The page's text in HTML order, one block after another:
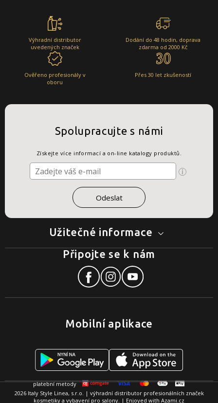
Výhradní distributor
uvedených značek
Dodání do 48 hodin, doprava
zdarma od 2000 Kč
Ověřeno profesionály v
oboru
Přes 30 let zkušeností
Užitečné informace
Spolupracujte s námi
Získejte více informací a on-line katalogy produktů.
Mobilní aplikace
Připojte se k nám
2026 Italy Style Linea, s.r.o. | výhradní distributor profesionálních značek
kosmetiky a vybavení pro salony. | Enjoyed with Azami.cz